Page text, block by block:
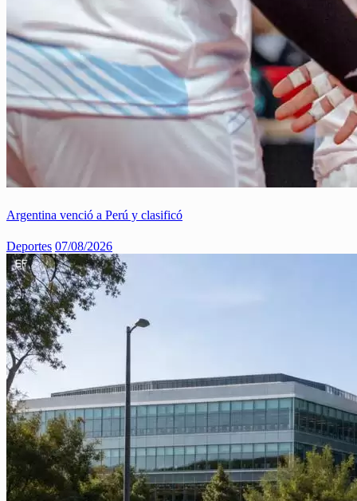
Argentina venció a Perú y clasificó
Deportes 07/08/2026